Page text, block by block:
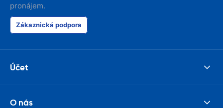
pronájem.
Zákaznická podpora
Účet
O nás